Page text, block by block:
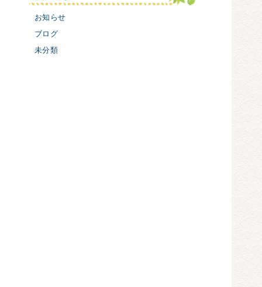
お知らせ
ブログ
未分類